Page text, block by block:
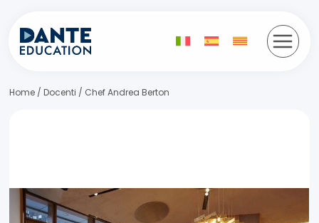
contenido
Home /Docenti / Chef Andrea Berton